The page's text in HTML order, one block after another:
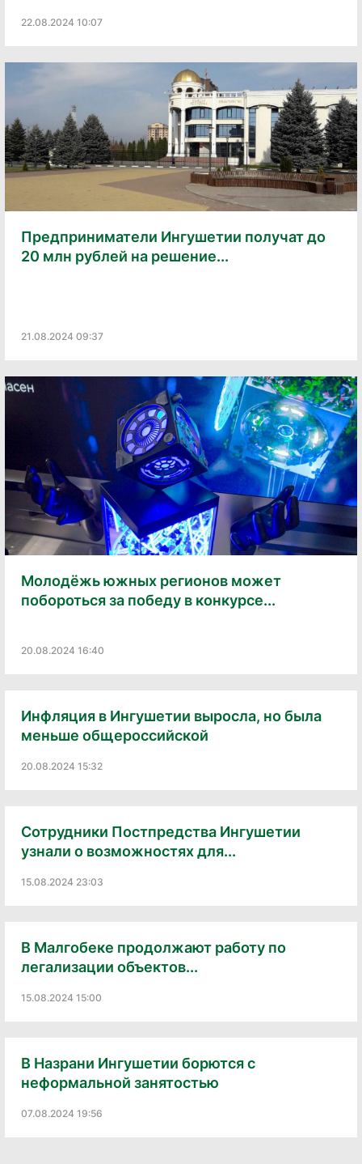
22.08.2024 10:07
Предприниматели Ингушетии получат до
20 млн рублей на решение...
21.08.2024 09:37
Молодёжь южных регионов может
побороться за победу в конкурсе...
20.08.2024 16:40
Инфляция в Ингушетии выросла, но была
меньше общероссийской
20.08.2024 15:32
Сотрудники Постпредства Ингушетии
узнали о возможностях для...
15.08.2024 23:03
В Малгобеке продолжают работу по
легализации объектов...
15.08.2024 15:00
В Назрани Ингушетии борются с
неформальной занятостью
07.08.2024 19:56